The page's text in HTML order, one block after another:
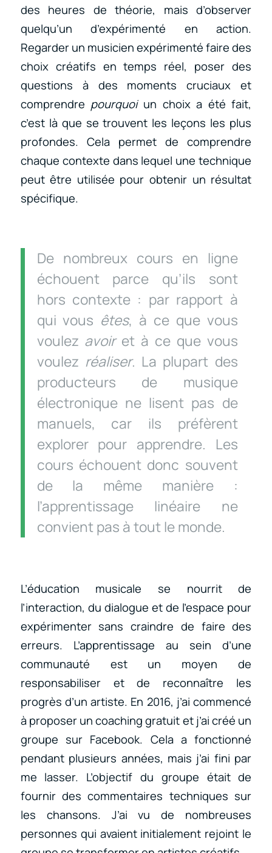
des heures de théorie, mais d’observer
quelqu’un d’expérimenté en action.
Regarder un musicien expérimenté faire des
choix créatifs en temps réel, poser des
questions à des moments cruciaux et
comprendre pourquoiun choix a été fait,
c’est là que se trouvent les leçons les plus
profondes. Cela permet de comprendre
chaque contexte dans lequel une technique
peut être utilisée pour obtenir un résultat
spécifique.
De nombreux cours en ligne
échouent parce qu’ils sont
hors contexte : par rapport à
qui vous êtes, à ce que vous
voulez avoiret à ce que vous
voulez réaliser. La plupart des
producteurs de musique
électronique ne lisent pas de
manuels, car ils préfèrent
explorer pour apprendre. Les
cours échouent donc souvent
de la même manière :
l’apprentissage linéaire ne
convient pas à tout le monde.
L’éducation musicale se nourrit de
l’interaction, du dialogue et de l’espace pour
expérimenter sans craindre de faire des
erreurs. L’apprentissage au sein d’une
communauté est un moyen de
responsabiliser et de reconnaître les
progrès d’un artiste. En 2016, j’ai commencé
à proposer un coaching gratuit et j’ai créé un
groupe sur Facebook. Cela a fonctionné
pendant plusieurs années, mais j’ai fini par
me lasser. L’objectif du groupe était de
fournir des commentaires techniques sur
les chansons. J’ai vu de nombreuses
personnes qui avaient initialement rejoint le